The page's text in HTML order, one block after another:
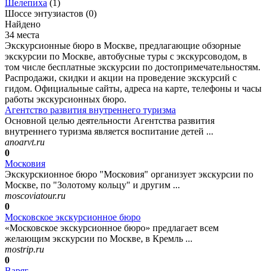
Шелепиха (1)
Шоссе энтузиастов (0)
Найдено
34 места
Экскурсионные бюро в Москве, предлагающие обзорные
экскурсии по Москве, автобусные туры с экскурсоводом, в
том числе бесплатные экскурсии по достопримечательностям.
Распродажи, скидки и акции на проведение экскурсий с
гидом. Официальные сайты, адреса на карте, телефоны и часы
работы экскурсионных бюро.
Агентство развития внутреннего туризма
Основной целью деятельности Агентства развития
внутреннего туризма является воспитание детей ...
anoarvt.ru
0
Московия
Экскурскионное бюро "Московия" организует экскурсии по
Москве, по "Золотому кольцу" и другим ...
moscoviatour.ru
0
Московское экскурсионное бюро
«Московское экскурсионное бюро» предлагает всем
желающим экскурсии по Москве, в Кремль ...
mostrip.ru
0